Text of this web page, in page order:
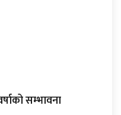
सम्भावना